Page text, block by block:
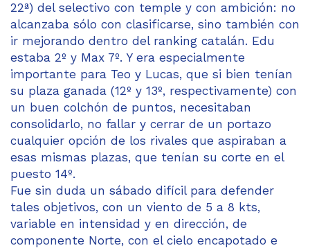
22ª) del selectivo con temple y con ambición: no
alcanzaba sólo con clasificarse, sino también con
ir mejorando dentro del ranking catalán. Edu
estaba 2º y Max 7º. Y era especialmente
importante para Teo y Lucas, que si bien tenían
su plaza ganada (12º y 13º, respectivamente) con
un buen colchón de puntos, necesitaban
consolidarlo, no fallar y cerrar de un portazo
cualquier opción de los rivales que aspiraban a
esas mismas plazas, que tenían su corte en el
puesto 14º.
Fue sin duda un sábado difícil para defender
tales objetivos, con un viento de 5 a 8 kts,
variable en intensidad y en dirección, de
componente Norte, con el cielo encapotado e